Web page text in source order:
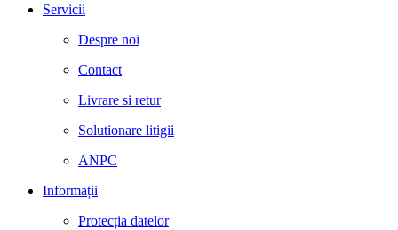
Servicii
Despre noi
Contact
Livrare si retur
Solutionare litigii
ANPC
Informații
Protecția datelor